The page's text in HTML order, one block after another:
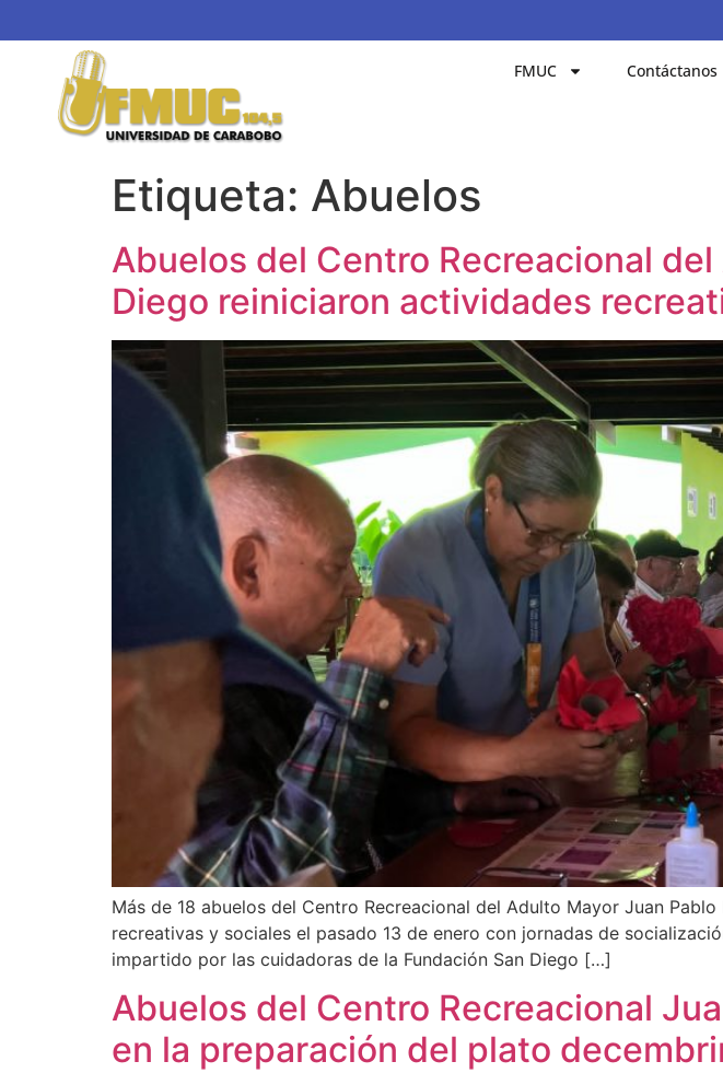
FMUC Contáctanos
Etiqueta: Abuelos
Abuelos del Centro Recreacional
Diego reiniciaron actividades
Más de 18 abuelos del Centro Recreacional del Adulto Mayor Juan
recreativas y sociales el pasado 13 de enero con jornadas de
impartido por las cuidadoras de la Fundación San Diego […]
Abuelos del Centro Recreacional
en la preparación del plato